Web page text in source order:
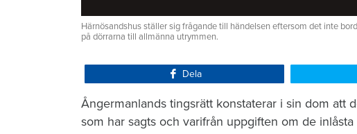
Härnösandshus ställer sig frågande till händelsen eftersom det inte
på dörrarna till allmänna utrymmen.
Dela
Ångermanlands tingsrätt konstaterar i sin dom att
som har sagts och varifrån uppgiften om de